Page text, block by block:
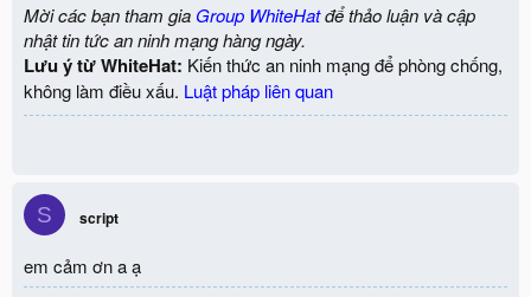
Mời các bạn tham gia Group WhiteHatđể thảo luận và cập
nhật tin tức an ninh mạng hàng ngày.
Lưu ý từ WhiteHat: Kiến thức an ninh mạng để phòng chống,
không làm điều xấu. Luật pháp liên quan
S script
em cảm ơn a ạ